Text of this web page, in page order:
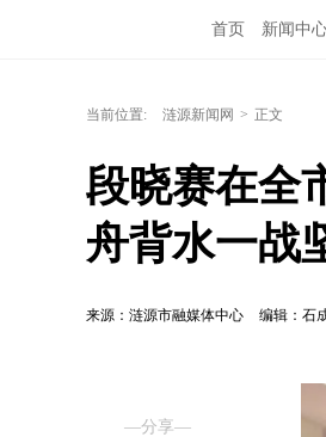
首页 新闻中
当前位置: 涟源新闻网 > 正文
段晓赛在全
舟背水一战
来源：涟源市融媒体中心 编辑：石
—分享—